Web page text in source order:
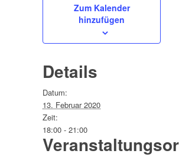
Zum Kalender
hinzufügen
Details
Datum:
13. Februar 2020
Zeit:
18:00 - 21:00
des Vereins
der DHBW